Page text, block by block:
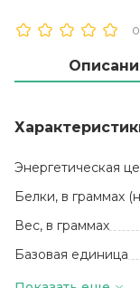
Энергетическая
Белки, в граммах
Вес, в граммах
Базовая единица
Производитель